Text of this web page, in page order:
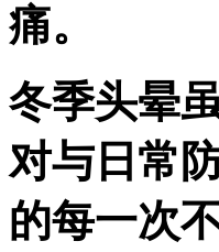
痛。
冬季头晕
对与日常
的每一次